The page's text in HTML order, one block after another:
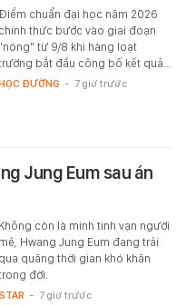
Điểm chuẩn đại học năm 2026
chính thức bước vào giai đoạn
"nóng" từ 9/8 khi hàng loạt
bắt đầu công bố kết quả…
ĐƯỜNG - 7 giờ trước
Jung Eum sau án
Không còn là minh tinh vạn người
mê, Hwang Jung Eum đang trải
qua quãng thời gian khó khăn
đời.
- 7 giờ trước